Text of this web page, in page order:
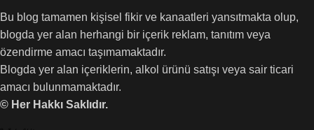
Bu blog tamamen kişisel fikir ve kanaatleri yansıtmakta olup,
blogda yer alan herhangi bir içerik reklam, tanıtım veya
özendirme amacı taşımamaktadır.
Blogda yer alan içeriklerin, alkol ürünü satışı veya sair ticari
amacı bulunmamaktadır.
© Her Hakkı Saklıdır.